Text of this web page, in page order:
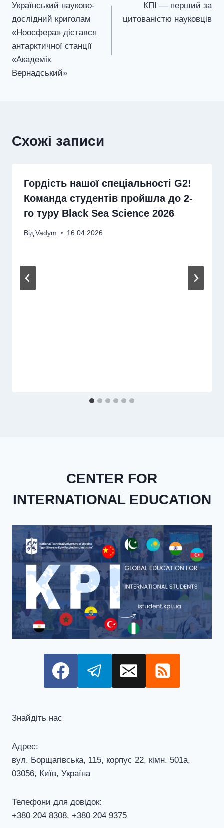
записів
Український науково-
дослідний криголам
«Ноосфера» дістався
антарктичної станції
«Академік
Вернадський»
КПІ — перший за
цитованістю науковців
Схожі записи
Гордість нашої спеціальності G2!
Команда студентів пройшла до 2-
го туру Black Sea Science 2026
Від Vadym 16.04.2026
CENTER FOR
INTERNATIONAL EDUCATION
Знайдіть нас
Адрес:
вул. Борщагівська, 115, корпус 22, кiмн. 501а,
03056, Київ, Україна
Телефони для довiдок:
+380 204 8308, +380 204 9375